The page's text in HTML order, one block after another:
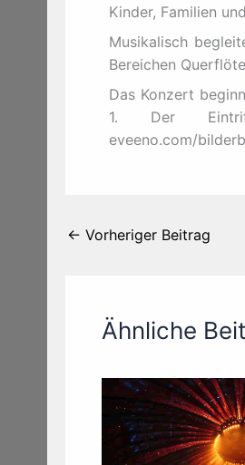
Kinder, Familien
Musikalisch
Bereichen
Das Konzert
1. Der
eveeno.com/
← Vorheriger Beitrag
Ähnliche